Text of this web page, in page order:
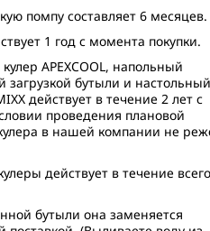
помпу составляет 6 месяцев.
1 год с момента покупки.
APEXCOOL, напольный
загрузкой бутыли и настольный
действует в течение 2 лет с
проведения плановой
в нашей компании не
действует в течение всего
бутыли она заменяется